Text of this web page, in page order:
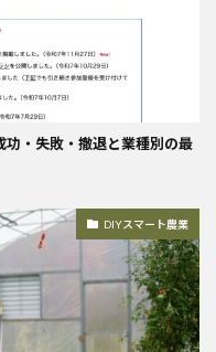
・失敗・撤退と業種別の最
DIYスマート農業